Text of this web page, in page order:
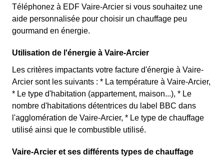
Téléphonez à EDF Vaire-Arcier si vous souhaitez une
aide personnalisée pour choisir un chauffage peu
gourmand en énergie.
Utilisation de l'énergie à Vaire-Arcier
Les critères impactants votre facture d'énergie à Vaire-
Arcier sont les suivants : * La température à Vaire-Arcier,
* Le type d'habitation (appartement, maison...), * Le
nombre d'habitations détentrices du label BBC dans
l'agglomération de Vaire-Arcier, * Le type de chauffage
utilisé ainsi que le combustible utilisé.
Vaire-Arcier et ses différents types de chauffage